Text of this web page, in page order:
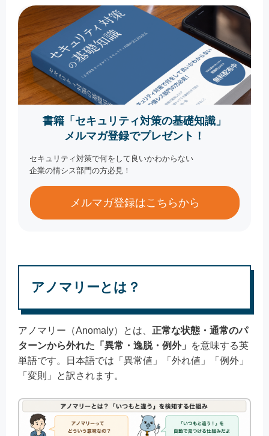
書籍「セキュリティ対策の基礎知識」
メルマガ登録でプレゼント！
セキュリティ対策で何をして良いかわからない
企業の情シス部門の方必見！
メルマガ登録はこちらから
アノマリーとは？
アノマリー（Anomaly）とは、 正常な状態・通常のパ
ターンから外れた「異常・逸脱・例外」
を意味する英
単語です。日本語では「異常値」「外れ値」「例外」
「変則」と訳されます。